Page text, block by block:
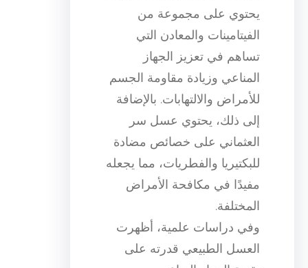
يحتوي على مجموعة من
الفيتامينات والمعادن التي
تساهم في تعزيز الجهاز
المناعي وزيادة مقاومة الجسم
للأمراض والالتهابات. بالإضافة
إلى ذلك، يحتوي عسل سر
العثماني على خصائص مضادة
للبكتيريا والفطريات، مما يجعله
مفيدًا في مكافحة الأمراض
المختلفة.
وفي دراسات علمية، أظهرت
العسل الطبيعي قدرته على